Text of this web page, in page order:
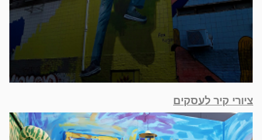
ציורי קיר לעסקים